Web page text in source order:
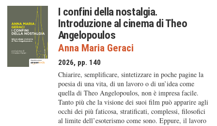
I confini della nostalgia.
Introduzione al cinema di Theo
Angelopoulos
Anna Maria Geraci
2026, pp. 140
Chiarire, semplificare, sintetizzare in poche pagine la
poesia di una vita, di un lavoro o di un’idea come
quella di Theo Angelopoulos, non è impresa facile.
Tanto più che la visione dei suoi film può apparire agli
occhi dei più faticosa, stratificati, complessi, filosofici
al limite dell’esoterismo come sono. Eppure, il lavoro